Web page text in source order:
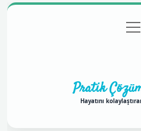
Gizlilik
aç
Pratik
Hayatını